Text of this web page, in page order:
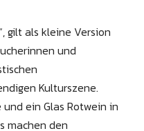
gilt als kleine Version
und
Kulturszene.
ein Glas Rotwein in
machen den